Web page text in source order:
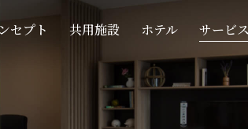
セプト 共用施設 ホテル サービ